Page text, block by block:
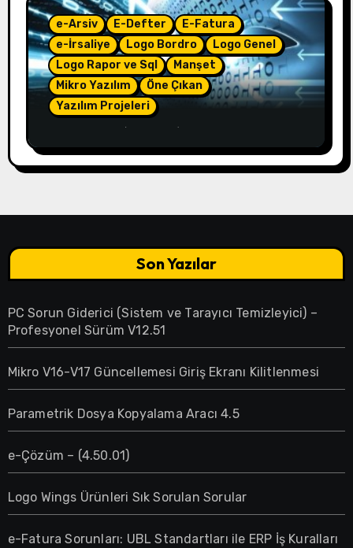
e-Arsiv E-Defter
E-Fatura
e-İrsaliye
Logo Bordro
Logo Genel
Logo Rapor ve Sql
Manşet
Mikro Yazılım
Öne Çıkan
Yazılım Projeleri
e-Çözüm – (4.50.01)
Son Yazılar
PC Sorun Giderici (Sistem ve Tarayıcı Temizleyici) –
Profesyonel Sürüm V12.51
Mikro V16-V17 Güncellemesi Giriş Ekranı Kilitlenmesi
Parametrik Dosya Kopyalama Aracı 4.5
e-Çözüm – (4.50.01)
Logo Wings Ürünleri Sık Sorulan Sorular
e-Fatura Sorunları: UBL Standartları ile ERP İş Kuralları